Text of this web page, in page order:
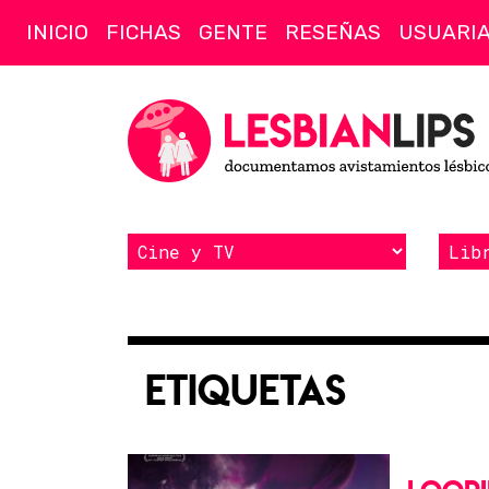
INICIO FICHAS GENTE RESEÑAS
Etiquetas